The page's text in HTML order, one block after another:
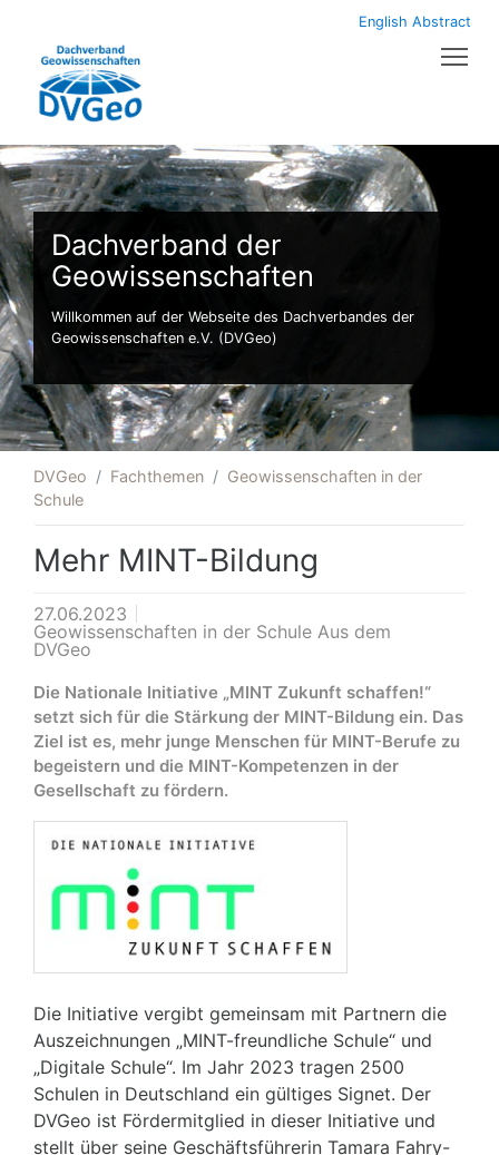
English Abstract
Dachverband der
Geowissenschaften
Willkommen auf der Webseite des Dachverbandes der
Geowissenschaften e.V. (DVGeo)
DVGeo Fachthemen
Geowissenschaften in der
Schule
Mehr MINT-Bildung
27.06.2023
Geowissenschaften in der Schule Aus dem
DVGeo
Die Nationale Initiative „MINT Zukunft schaffen!“
setzt sich für die Stärkung der MINT-Bildung ein. Das
Ziel ist es, mehr junge Menschen für MINT-Berufe zu
begeistern und die MINT-Kompetenzen in der
Gesellschaft zu fördern.
Die Initiative vergibt gemeinsam mit Partnern die
Auszeichnungen „MINT-freundliche Schule“ und
„Digitale Schule“. Im Jahr 2023 tragen 2500
Schulen in Deutschland ein gültiges Signet. Der
DVGeo ist Fördermitglied in dieser Initiative und
stellt über seine Geschäftsführerin Tamara Fahry-